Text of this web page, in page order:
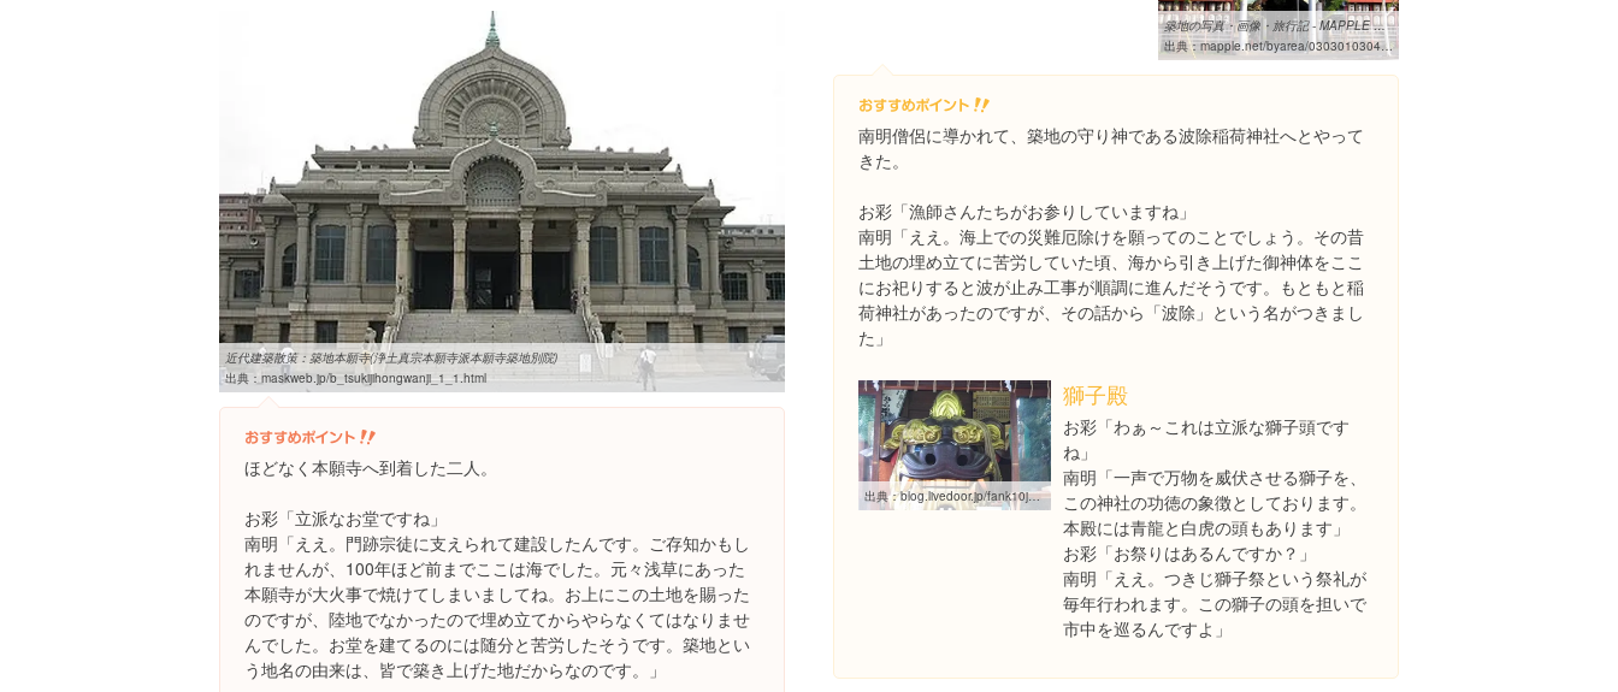
近代建築散策：築地本願寺(浄土真宗本願寺派本願寺築地別院)
出典： maskweb.jp/b_tsukijihongwanji_1_1.html
ほどなく本願寺へ到着した二人。
お彩「立派なお堂ですね」
南明「ええ。門跡宗徒に支えられて建設したんです。ご存知かもし
れませんが、100年ほど前までここは海でした。元々浅草にあった
本願寺が大火事で焼けてしまいましてね。お上にこの土地を賜った
のですが、陸地でなかったので埋め立てからやらなくてはなりませ
んでした。お堂を建てるのには随分と苦労したそうです。築地とい
う地名の由来は、皆で築き上げた地だからなのです。」
築地の写真・画像・旅行記 - MAPPLE 観光ガイド
出典： mapple.net/byarea/0303010304/photos_all_7.htm
南明僧侶に導かれて、築地の守り神である波除稲荷神社へとやって
きた。
お彩「漁師さんたちがお参りしていますね」
南明「ええ。海上での災難厄除けを願ってのことでしょう。その昔
土地の埋め立てに苦労していた頃、海から引き上げた御神体をここ
にお祀りすると波が止み工事が順調に進んだそうです。もともと稲
荷神社があったのですが、その話から「波除」という名がつきまし
た」
出典：blog.livedoor.jp/fank10jasu/archives/8500440.html
獅子殿
お彩「わぁ～これは立派な獅子頭です
ね」
南明「一声で万物を威伏させる獅子を、
この神社の功徳の象徴としております。
本殿には青龍と白虎の頭もあります」
お彩「お祭りはあるんですか？」
南明「ええ。つきじ獅子祭という祭礼が
毎年行われます。この獅子の頭を担いで
市中を巡るんですよ」